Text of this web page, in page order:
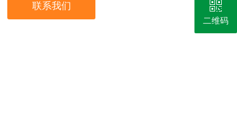
联系我们
二维码